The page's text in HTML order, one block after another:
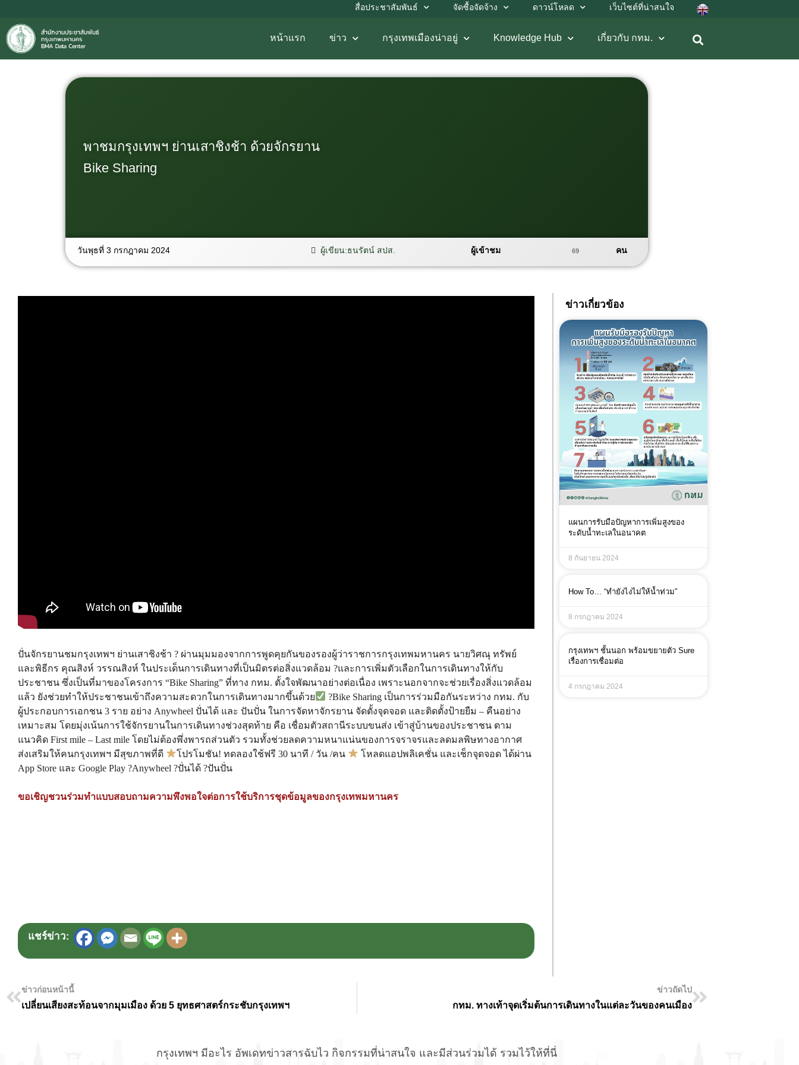
สื่อประชาสัมพันธ์ จัดซื้อจัดจ้าง ดาวน์โหลด เว็บไซต์ที่น่าสนใจ
หน้าแรก ข่าว กรุงเทพเมืองน่าอยู่ Knowledge Hub เกี่ยวกับ กทม.
พาชมกรุงเทพฯ ย่านเสาชิงช้า ด้วยจักรยาน
Bike Sharing
วันพุธที่ 3 กรกฎาคม 2024 ผู้เขียน:ธนรัตน์ สปส. ผู้เข้าชม 69 คน
ปั่นจักรยานชมกรุงเทพฯ ย่านเสาชิงช้า ? ผ่านมุมมองจากการพูดคุยกันของรองผู้ว่าราชการกรุงเทพมหานคร นายวิศณุ ทรัพย์
และพิธีกร คุณสิงห์ วรรณสิงห์ ในประเด็นการเดินทางที่เป็นมิตรต่อสิ่งแวดล้อม ?และการเพิ่มตัวเลือกในการเดินทางให้กับ
ประชาชน ซึ่งเป็นที่มาของโครงการ “Bike Sharing” ที่ทาง กทม. ตั้งใจพัฒนาอย่างต่อเนื่อง เพราะนอกจากจะช่วยเรื่องสิ่งแวดล้อม
แล้ว ยังช่วยทำให้ประชาชนเข้าถึงความสะดวกในการเดินทางมากขึ้นด้วย
?Bike Sharing เป็นการร่วมมือกันระหว่าง กทม. กับ
ผู้ประกอบการเอกชน 3 ราย อย่าง Anywheel ปั่นได้ และ ปันปั่น ในการจัดหาจักรยาน จัดตั้งจุดจอด และติดตั้งป้ายยืม – คืนอย่าง
เหมาะสม โดยมุ่งเน้นการใช้จักรยานในการเดินทางช่วงสุดท้าย คือ เชื่อมตัวสถานีระบบขนส่ง เข้าสู่บ้านของประชาชน ตาม
แนวคิด First mile – Last mile โดยไม่ต้องพึ่งพารถส่วนตัว รวมทั้งช่วยลดความหนาแน่นของการจราจรและลดมลพิษทางอากาศ
ส่งเสริมให้คนกรุงเทพฯ มีสุขภาพที่ดี
โปรโมชัน! ทดลองใช้ฟรี 30 นาที / วัน /คน
โหลดแอปพลิเคชั่น และเช็กจุดจอด ได้ผ่าน
App Store และ Google Play ?Anywheel ?ปั่นได้ ?ปันปั่น
ขอเชิญชวนร่วมทำแบบสอบถามความพึงพอใจต่อการใช้บริการชุดข้อมูลของกรุงเทพมหานคร
แชร์ข่าว:
ข่าวเกี่ยวข้อง
แผนการรับมือปัญหาการเพิ่มสูงของ
ระดับน้ำทะเลในอนาคต
8 กันยายน 2024
How To… “ทำยังไงไม่ให้น้ำท่วม”
8 กรกฎาคม 2024
กรุงเทพฯ ชั้นนอก พร้อมขยายตัว Sure
เรื่องการเชื่อมต่อ
4 กรกฎาคม 2024
ข่าวก่อนหน้านี้
เปลี่ยนเสียงสะท้อนจากมุมเมือง ด้วย 5 ยุทธศาสตร์กระชับกรุงเทพฯ
ข่าวถัดไป
กทม. ทางเท้าจุดเริ่มต้นการเดินทางในแต่ละวันของคนเมือง
กรุงเทพฯ มีอะไร อัพเดทข่าวสารฉับไว กิจกรรมที่น่าสนใจ และมีส่วนร่วมได้ รวมไว้ให้ที่นี่